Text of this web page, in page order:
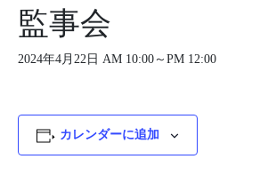
監事会
2024年4月22日 AM 10:00 ～ PM 12:00
カレンダーに追加